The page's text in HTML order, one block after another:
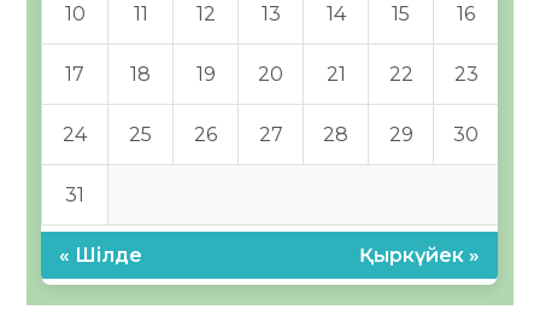
10 11 12 13 14 15 16
17 18 19 20 21 22 23
24 25 26 27 28 29 30
31
« Шілде Қыркүйек »